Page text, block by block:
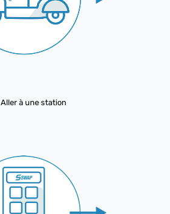
Aller à une station